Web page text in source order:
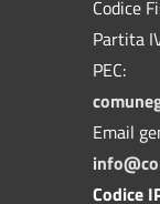
Codice
Partita
PEC:
Email
Codice